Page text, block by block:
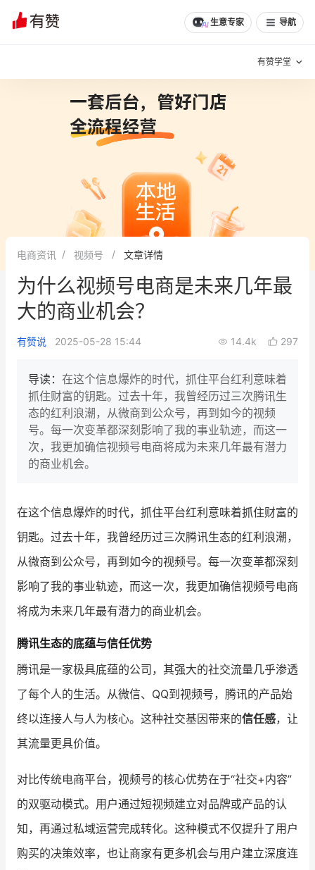
生意专家 导航
有赞学堂
增长方法
有赞专家说
新零售最佳实践
面对面聊增长
新零售大会
增长产品指南
智库 产品场景库
产品更新动态
新零售资讯
培训课程
增长俱乐部
增长俱乐部 有赞商盟
商家社区 社群交流
认证服务商 设计服务商
有赞云 数据通服务
电商资讯 视频号 文章详情
为什么视频号电商是未来几年最
大的商业机会？
有赞说 2025-05-28 15:44 14.4k 297
导读： 在这个信息爆炸的时代，抓住平台红利意味着
抓住财富的钥匙。过去十年，我曾经历过三次腾讯生
态的红利浪潮，从微商到公众号，再到如今的视频
号。每一次变革都深刻影响了我的事业轨迹，而这一
次，我更加确信视频号电商将成为未来几年最有潜力
的商业机会。
在这个信息爆炸的时代，抓住平台红利意味着抓住财富的
钥匙。过去十年，我曾经历过三次腾讯生态的红利浪潮，
从微商到公众号，再到如今的视频号。每一次变革都深刻
影响了我的事业轨迹，而这一次，我更加确信视频号电商
将成为未来几年最有潜力的商业机会。
腾讯生态的底蕴与信任优势
腾讯是一家极具底蕴的公司，其强大的社交流量几乎渗透
了每个人的生活。从微信、QQ到视频号，腾讯的产品始
终以连接人与人为核心。这种社交基因带来的信任感，让
其流量更具价值。
对比传统电商平台，视频号的核心优势在于“社交+内容”
的双驱动模式。用户通过短视频建立对品牌或产品的认
知，再通过私域运营完成转化。这种模式不仅提升了用户
购买的决策效率，也让商家有更多机会与用户建立深度连